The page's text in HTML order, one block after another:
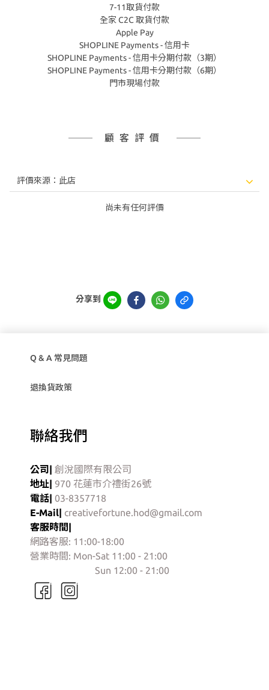
7-11取貨付款
全家 C2C 取貨付款
Apple Pay
SHOPLINE Payments - 信用卡
SHOPLINE Payments - 信用卡分期付款（3期）
SHOPLINE Payments - 信用卡分期付款（6期）
門市現場付款
顧客評價
尚未有任何評價
分享到
Q & A 常見問題
退換貨政策
聯絡我們
公司| 創涗國際有限公司
地址| 970 花蓮市介禮街26號
電話| 03-8357718
E-Mail| creativefortune.hod@gmail.com
客服時間|
網路客服: 11:00-18:00
營業時間: Mon-Sat 11:00 - 21:00
Sun 12:00 - 21:00